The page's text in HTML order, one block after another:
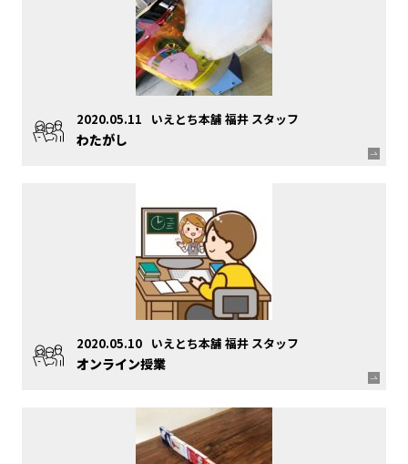
2020.05.11 いえとち本舗 福井 スタッフ
わたがし
2020.05.10 いえとち本舗 福井 スタッフ
オンライン授業